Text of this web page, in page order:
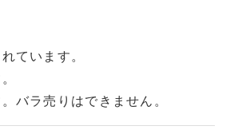
ています。
バラ売りはできません。